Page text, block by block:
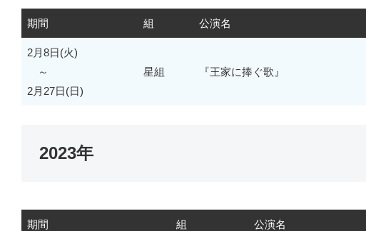
期間 組 公演名
2月8日(火)
～
2月27日(日)
星組 『王家に捧ぐ歌』
2023年
期間 組 公演名